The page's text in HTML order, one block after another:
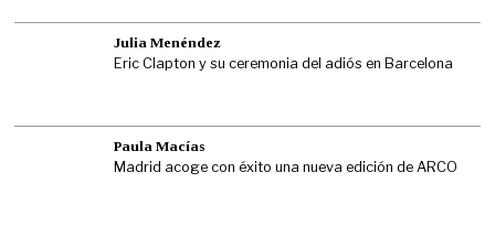
Julia Menéndez
Eric Clapton y su ceremonia del adiós en Barcelona
Paula Macías
Madrid acoge con éxito una nueva edición de ARCO